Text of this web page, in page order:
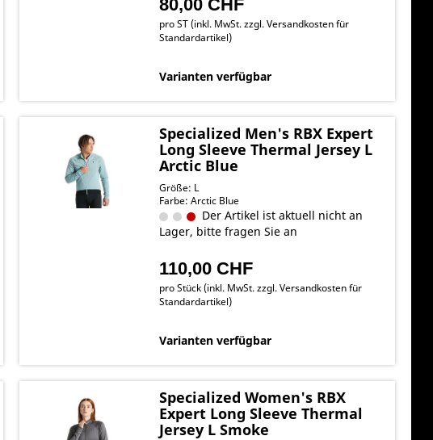
80,00 CHF
pro ST (inkl. MwSt. zzgl.Versandkosten für
Standardartikel)
Varianten verfügbar
Specialized Men's RBX Expert
Long Sleeve Thermal Jersey L
Arctic Blue
Größe: L
Farbe: Arctic Blue
Der Artikel ist aktuell nicht an
Lager, bitte fragen Sie an
110,00 CHF
pro Stück (inkl. MwSt. zzgl.Versandkosten für
Standardartikel)
Varianten verfügbar
Specialized Women's RBX
Expert Long Sleeve Thermal
Jersey L Smoke